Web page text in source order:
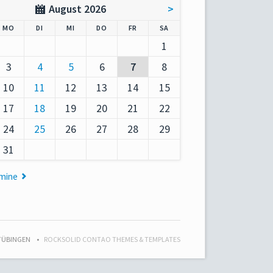
August 2026 >
MO DIENSTAG
MITTWOCH
DO NNERSTAG
FR SA
1
3 4 5 6 7
8
10 11 12 13 14
15
17 18 19 20 21
22
24 25 26 27 28
29
31
ROCKSOLID CONTAO THEMES & TEMPLATES